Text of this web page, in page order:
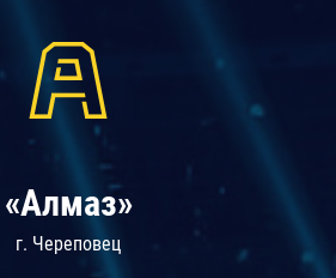
«Алмаз»
г. Череповец